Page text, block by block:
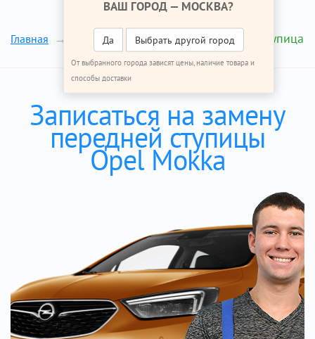
ВАШ ГОРОД — МОСКВА?
Да Выбрать другой город
От выбранного города зависят цены, наличие товара и
способы доставки
Главная Ремонт Опель Мокка Передняя ступица
Записаться на замену
передней ступицы
Opel Mokka